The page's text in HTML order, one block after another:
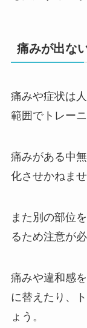
痛みが出な
痛みや症状は
範囲でトレー
痛みがある中
化させかねませ
また別の部位
るため注意が必
痛みや違和感
に替えたり、
ょう。